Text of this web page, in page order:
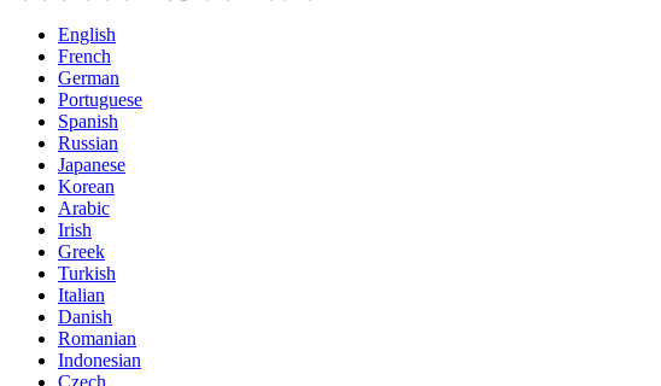
English
French
German
Portuguese
Spanish
Russian
Japanese
Korean
Arabic
Irish
Greek
Turkish
Italian
Danish
Romanian
Indonesian
Czech